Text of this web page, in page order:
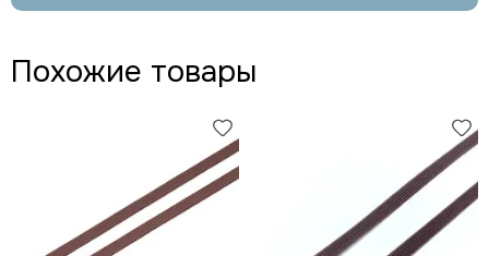
Похожие товары